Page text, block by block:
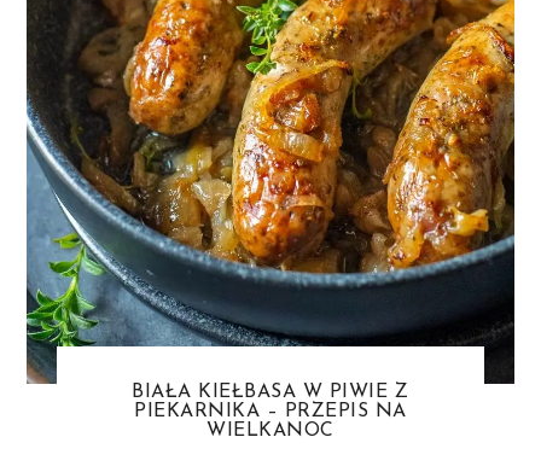
BIAŁA KIEŁBASA W PIWIE Z
PIEKARNIKA – PRZEPIS NA
WIELKANOC